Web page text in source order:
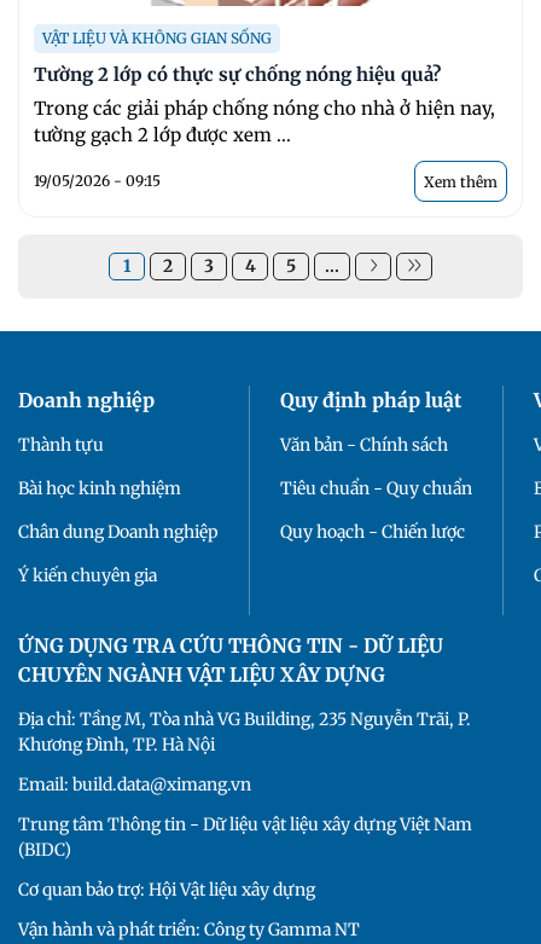
VẬT LIỆU VÀ KHÔNG GIAN SỐNG
Tường 2 lớp có thực sự chống nóng hiệu quả?
Trong các giải pháp chống nóng cho nhà ở hiện nay,
tường gạch 2 lớp được xem ...
19/05/2026 - 09:15 Xem thêm
1 2 3 4 5 ...
Doanh nghiệp
Thành tựu
Bài học kinh nghiệm
Chân dung Doanh nghiệp
Ý kiến chuyên gia
Quy định pháp luật
Văn bản - Chính sách
Tiêu chuẩn - Quy chuẩn
Quy hoạch - Chiến lược
ỨNG DỤNG TRA CỨU THÔNG TIN - DỮ LIỆU
CHUYÊN NGÀNH VẬT LIỆU XÂY DỰNG
Địa chỉ: Tầng M, Tòa nhà VG Building, 235 Nguyễn Trãi, P.
Khương Đình, TP. Hà Nội
Email: build.data@ximang.vn
Trung tâm Thông tin - Dữ liệu vật liệu xây dựng Việt Nam
(BIDC)
Cơ quan bảo trợ: Hội Vật liệu xây dựng
Vận hành và phát triển: Công ty Gamma NT